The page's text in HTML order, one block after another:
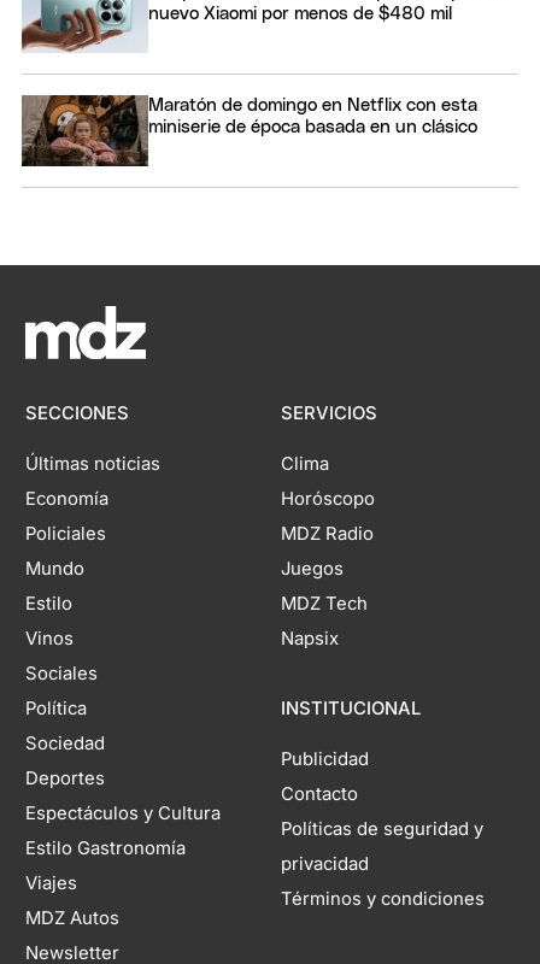
nuevo Xiaomi por menos de $480 mil
Maratón de domingo en Netflix con esta
miniserie de época basada en un clásico
SECCIONES
Últimas noticias
Economía
Policiales
Mundo
Estilo
Vinos
Sociales
Política
Sociedad
Deportes
Espectáculos y Cultura
Estilo Gastronomía
Viajes
MDZ Autos
Newsletter
SERVICIOS
Clima
Horóscopo
MDZ Radio
Juegos
MDZ Tech
Napsix
INSTITUCIONAL
Publicidad
Contacto
Políticas de seguridad y
privacidad
Términos y condiciones